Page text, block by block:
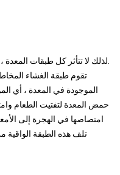
تقوم طبقة الغشاء
الموجودة في المعدة ، أي
حمض المعدة لتفتيت الطعام
امتصاصها في الهجرة إلى
تلف هذه الطبقة الواقية